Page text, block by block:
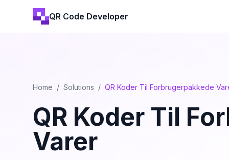
QR Code Developer
Home / Solutions / QR Koder Til Forbrugerpakkede
QR Koder Til
Varer